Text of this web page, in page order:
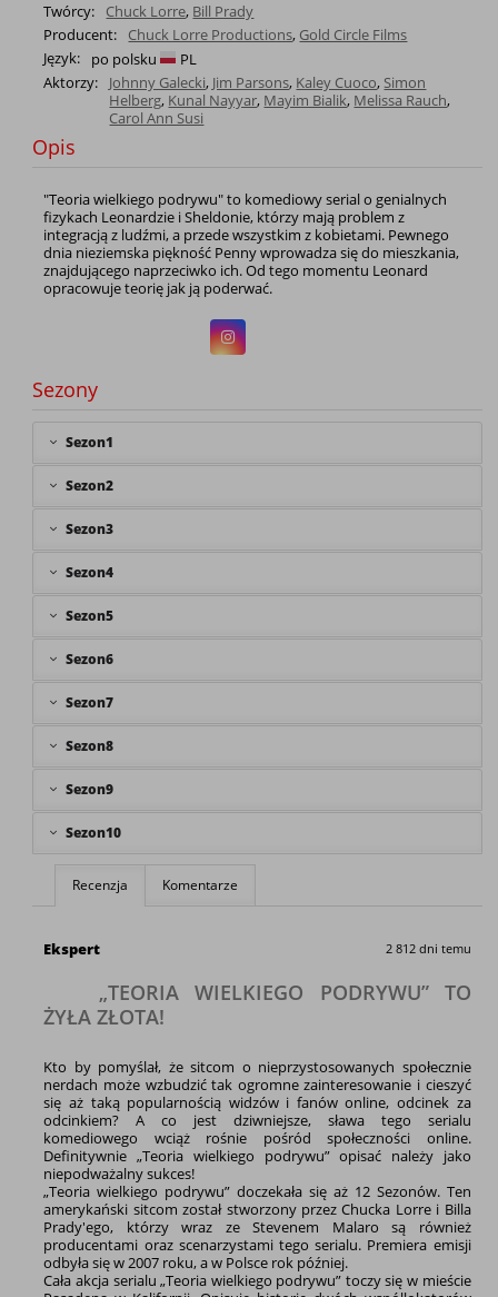
Twórcy:
Chuck Lorre, Bill Prady
Producent:
Chuck Lorre Productions, Gold Circle Films
Język:
po polsku
PL
Aktorzy:
Johnny Galecki, Jim Parsons, Kaley Cuoco, Simon
Helberg, Kunal Nayyar, Mayim Bialik, Melissa Rauch,
Carol Ann Susi
Opis
"Teoria wielkiego podrywu" to komediowy serial o genialnych
fizykach Leonardzie i Sheldonie, którzy mają problem z
integracją z ludźmi, a przede wszystkim z kobietami. Pewnego
dnia nieziemska piękność Penny wprowadza się do mieszkania,
znajdującego naprzeciwko ich. Od tego momentu Leonard
opracowuje teorię jak ją poderwać.
Sezony
Sezon1
Sezon2
Sezon3
Sezon4
Sezon5
Sezon6
Sezon7
Sezon8
Sezon9
Sezon10
Recenzja Komentarze
2 812 dni temu
Ekspert
„TEORIA WIELKIEGO PODRYWU” TO
ŻYŁA ZŁOTA!
Kto by pomyślał, że sitcom o nieprzystosowanych społecznie
nerdach może wzbudzić tak ogromne zainteresowanie i cieszyć
się aż taką popularnością widzów i fanów online, odcinek za
odcinkiem? A co jest dziwniejsze, sława tego serialu
komediowego wciąż rośnie pośród społeczności online.
Definitywnie „Teoria wielkiego podrywu” opisać należy jako
niepodważalny sukces!
„Teoria wielkiego podrywu” doczekała się aż 12 Sezonów. Ten
amerykański sitcom został stworzony przez Chucka Lorre i Billa
Prady'ego, którzy wraz ze Stevenem Malaro są również
producentami oraz scenarzystami tego serialu. Premiera emisji
odbyła się w 2007 roku, a w Polsce rok później.
Cała akcja serialu „Teoria wielkiego podrywu” toczy się w mieście